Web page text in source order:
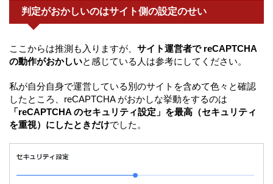
判定がおかしいのはサイト側の設定のせい
ここからは推測も入りますが、 サイト運営者で reCAPTCHA
の動作がおかしいと感じている人は参考にしてください。
私が自分自身で運営している別のサイトを含めて色々と確認
したところ、reCAPTCHA がおかしな挙動をするのは
「reCAPTCHA のセキュリティ設定」を最高（セキュリティ
を重視）にしたときだけでした。